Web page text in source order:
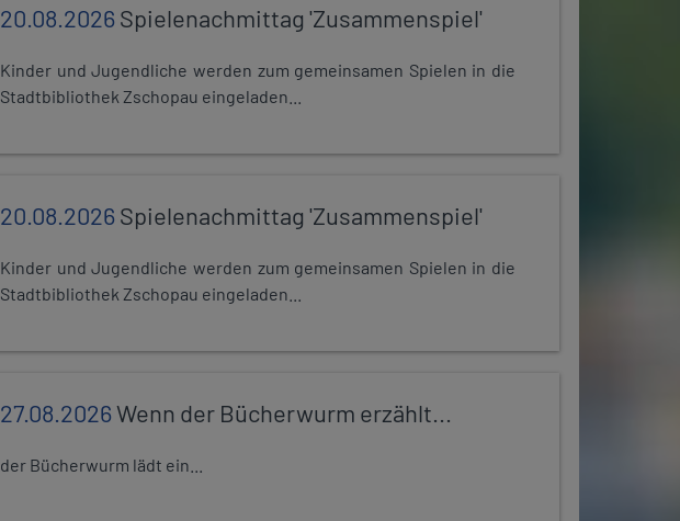
20.08.2026Spielenachmittag 'Zusammenspiel'
Kinder und Jugendliche werden zum gemeinsamen Spielen in die
Stadtbibliothek Zschopau eingeladen...
20.08.2026Spielenachmittag 'Zusammenspiel'
Kinder und Jugendliche werden zum gemeinsamen Spielen in die
Stadtbibliothek Zschopau eingeladen...
27.08.2026Wenn der Bücherwurm erzählt...
der Bücherwurm lädt ein...